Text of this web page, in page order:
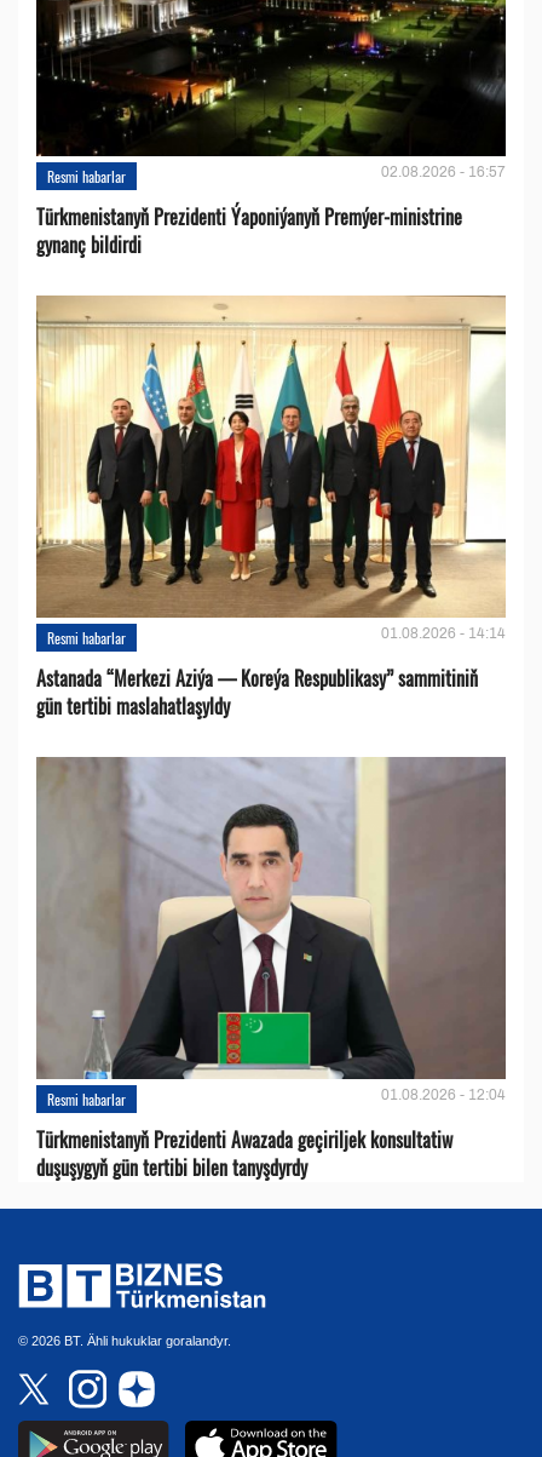
Resmi habarlar 02.08.2026 - 16:57
Türkmenistanyň Prezidenti Ýaponiýanyň Premýer-ministrine
gynanç bildirdi
Resmi habarlar 01.08.2026 - 14:14
Astanada “Merkezi Aziýa — Koreýa Respublikasy” sammitiniň
gün tertibi maslahatlaşyldy
Resmi habarlar 01.08.2026 - 12:04
Türkmenistanyň Prezidenti Awazada geçiriljek konsultatiw
duşuşygyň gün tertibi bilen tanyşdyrdy
© 2026 BT. Ähli hukuklar goralandyr.